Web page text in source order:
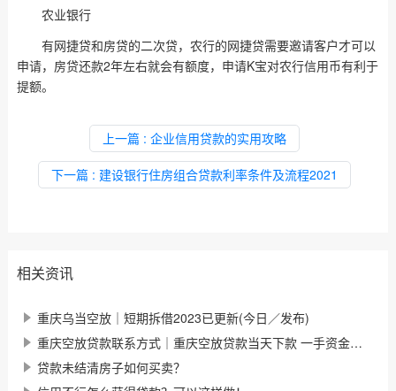
农业银行
有网捷贷和房贷的二次贷，农行的网捷贷需要邀请客户才可以
申请，房贷还款2年左右就会有额度，申请K宝对农行信用币有利于
提额。
上一篇 : 企业信用贷款的实用攻略
下一篇 : 建设银行住房组合贷款利率条件及流程2021
相关资讯
重庆乌当空放｜短期拆借2023已更新(今日／发布)
重庆空放贷款联系方式｜重庆空放贷款当天下款 一手资金随借随还
贷款未结清房子如何买卖？